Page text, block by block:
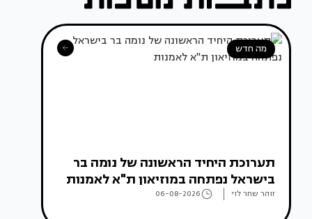
מה חדש
תערוכת היחיד הראשונה של נומה בר
בישראל נפתחה במוזיאון ת"א לאמנות
זוהר שחר לוי 06-08-2026